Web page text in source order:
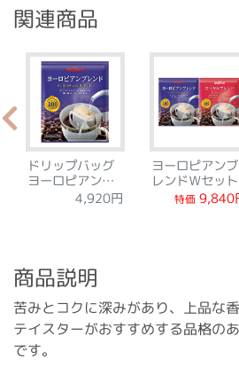
関連商品
ドリップバッグ
ヨーロピアンブ
レンド 60袋4,920円
ヨーロピアンブ
レンドＷセット
特価 9,840
商品説明
苦みとコクに深みがあり、上品な
テイスターがおすすめする品格の
です。